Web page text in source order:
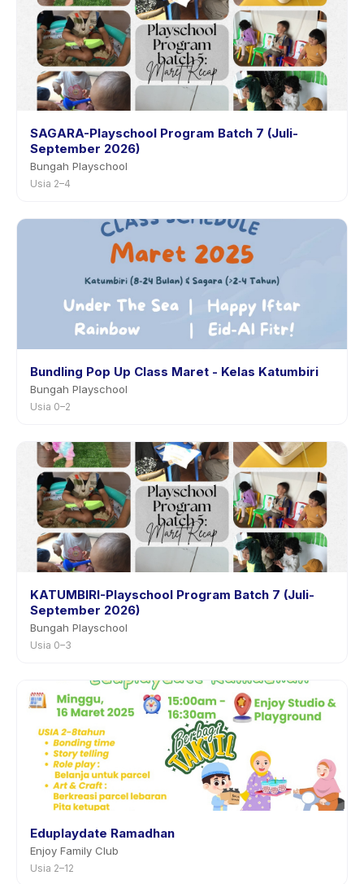
SAGARA-Playschool Program Batch 7 (Juli-
September 2026)
Bungah Playschool
Usia 2–4
Bundling Pop Up Class Maret - Kelas Katumbiri
Bungah Playschool
Usia 0–2
KATUMBIRI-Playschool Program Batch 7 (Juli-
September 2026)
Bungah Playschool
Usia 0–3
Eduplaydate Ramadhan
Enjoy Family Club
Usia 2–12